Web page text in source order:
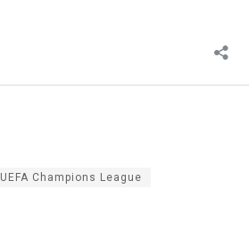
UEFA Champions League